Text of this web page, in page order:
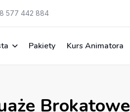
577 442 884
Pakiety Kurs Animatora
Brokatowe